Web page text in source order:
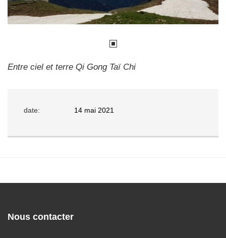
Entre ciel et terre Qi Gong Taï Chi
date: 14 mai 2021
Nous contacter